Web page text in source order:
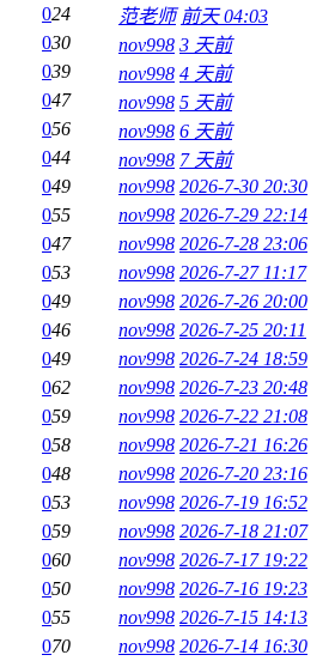
024 范老师 前天 04:03
030 nov998 3 天前
039 nov998 4 天前
047 nov998 5 天前
056 nov998 6 天前
044 nov998 7 天前
049 nov998 2026-7-30 20:30
055 nov998 2026-7-29 22:14
047 nov998 2026-7-28 23:06
053 nov998 2026-7-27 11:17
049 nov998 2026-7-26 20:00
046 nov998 2026-7-25 20:11
049 nov998 2026-7-24 18:59
062 nov998 2026-7-23 20:48
059 nov998 2026-7-22 21:08
058 nov998 2026-7-21 16:26
048 nov998 2026-7-20 23:16
053 nov998 2026-7-19 16:52
059 nov998 2026-7-18 21:07
060 nov998 2026-7-17 19:22
050 nov998 2026-7-16 19:23
055 nov998 2026-7-15 14:13
070 nov998 2026-7-14 16:30